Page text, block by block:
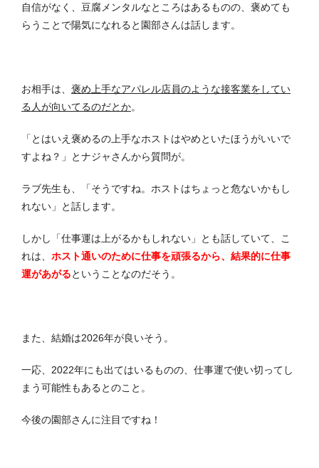
自信がなく、豆腐メンタルなところはあるものの、褒めても
らうことで陽気になれると園部さんは話します。
お相手は、 褒め上手なアパレル店員のような接客業をしてい
る人が向いてるのだとか。
「とはいえ褒めるの上手なホストはやめといたほうがいいで
すよね？」とナジャさんから質問が。
ラブ先生も、「そうですね。ホストはちょっと危ないかもし
れない」と話します。
しかし「仕事運は上がるかもしれない」とも話していて、こ
れは、 ホスト通いのために仕事を頑張るから、結果的に仕事
運があがるということなのだそう。
また、結婚は2026年が良いそう。
一応、2022年にも出てはいるものの、仕事運で使い切ってし
まう可能性もあるとのこと。
今後の園部さんに注目ですね！